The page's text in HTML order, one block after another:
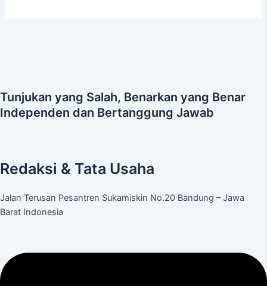
Tunjukan yang Salah, Benarkan yang Benar
Independen dan Bertanggung Jawab
Redaksi & Tata Usaha
Jalan Terusan Pesantren Sukamiskin No.20 Bandung – Jawa
Barat Indonesia